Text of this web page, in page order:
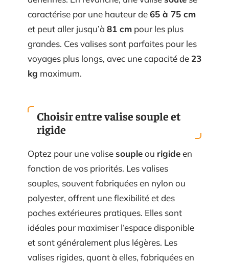
caractérise par une hauteur de65 à 75 cm
et peut aller jusqu’à 81 cm pour les plus
grandes. Ces valises sont parfaites pour les
voyages plus longs, avec une capacité de 23
kg maximum.
Choisir entre valise souple et
rigide
Optez pour une valisesoupleou rigideen
fonction de vos priorités. Les valises
souples, souvent fabriquées en nylon ou
polyester, offrent une flexibilité et des
poches extérieures pratiques. Elles sont
idéales pour maximiser l’espace disponible
et sont généralement plus légères. Les
valises rigides, quant à elles, fabriquées en